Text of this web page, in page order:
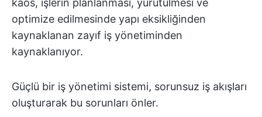
kaos, işlerin planlanması, yürütülmesi ve
optimize edilmesinde yapı eksikliğinden
kaynaklanan zayıf iş yönetiminden
kaynaklanıyor.
Güçlü bir iş yönetimi sistemi, sorunsuz iş akışları
oluşturarak bu sorunları önler.